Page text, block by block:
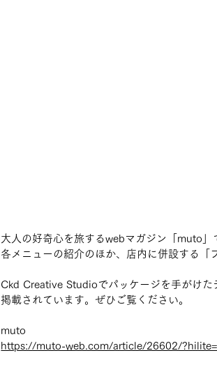
大人の好奇心を旅するwebマガジン「muto」
各メニューの紹介のほか、店内に併設する「
Ckd Creative Studioでパッケージを手がけ
掲載されています。ぜひご覧ください。
muto
https://muto-web.com/article/26602/